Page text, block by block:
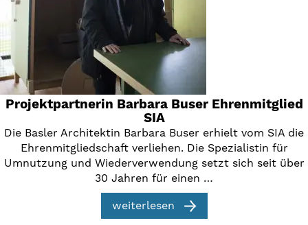
Projektpartnerin Barbara Buser Ehrenmitglied
SIA
Die Basler Architektin Barbara Buser erhielt vom SIA die
Ehrenmitgliedschaft verliehen. Die Spezialistin für
Umnutzung und Wiederverwendung setzt sich seit über
30 Jahren für einen …
weiterlesen